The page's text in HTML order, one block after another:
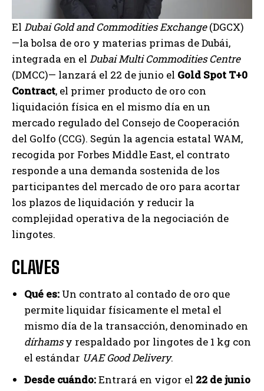
El Dubai Gold and Commodities Exchange(DGCX)
—la bolsa de oro y materias primas de Dubái,
integrada en el Dubai Multi Commodities Centre
(DMCC)— lanzará el 22 de junio el Gold Spot T+0
Contract, el primer producto de oro con
liquidación física en el mismo día en un
mercado regulado del Consejo de Cooperación
del Golfo (CCG). Según la agencia estatal WAM,
recogida por Forbes Middle East, el contrato
responde a una demanda sostenida de los
participantes del mercado de oro para acortar
los plazos de liquidación y reducir la
complejidad operativa de la negociación de
lingotes.
CLAVES
Qué es: Un contrato al contado de oro que
permite liquidar físicamente el metal el
mismo día de la transacción, denominado en
dírhamsy respaldado por lingotes de 1 kg con
el estándar UAE Good Delivery.
Desde cuándo:Entrará en vigor el 22 de junio